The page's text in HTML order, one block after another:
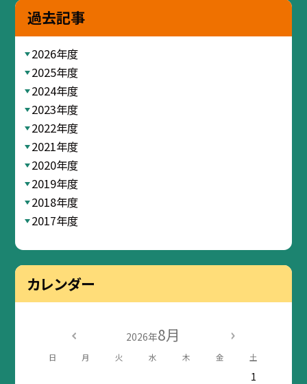
過去記事
2026年度
2025年度
2024年度
2023年度
2022年度
2021年度
2020年度
2019年度
2018年度
2017年度
カレンダー
2026年8月
日 月 火 水 木 金 土
1